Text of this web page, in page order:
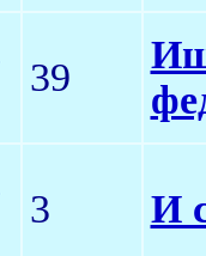
39
3 И